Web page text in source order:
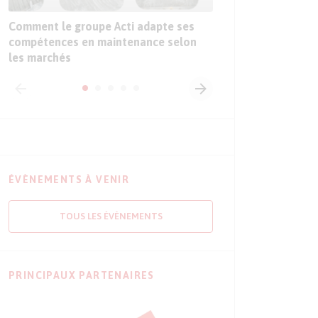
Comment le groupe Acti adapte ses
compétences en maintenance selon
les marchés
ÉVÈNEMENTS À VENIR
TOUS LES ÉVÈNEMENTS
PRINCIPAUX PARTENAIRES